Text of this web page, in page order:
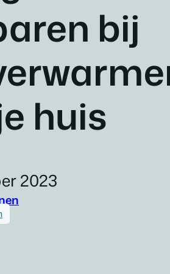
bij
huis
2023